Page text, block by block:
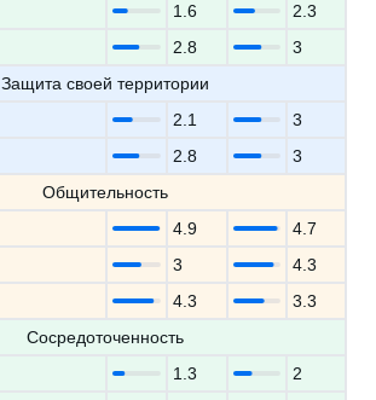
1.6
2.3
2.8
3
Защита своей территории
2.1
3
2.8
3
Общительность
4.9
4.7
3
4.3
4.3
3.3
Сосредоточенность
1.3
2